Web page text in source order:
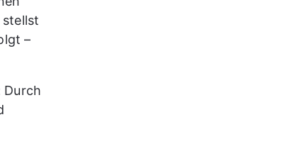
stellst
–
Durch